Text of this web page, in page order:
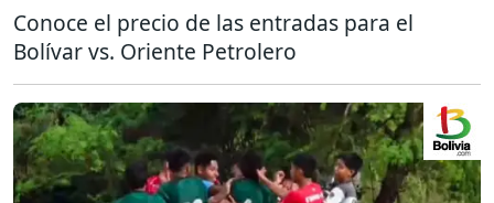
Conoce el precio de las entradas para el
Bolívar vs. Oriente Petrolero